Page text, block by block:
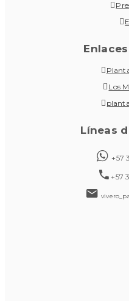
Los
Líneas
+57
+57